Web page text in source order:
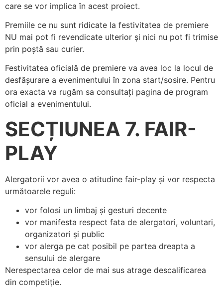
care se vor implica în acest proiect.
Premiile ce nu sunt ridicate la festivitatea de premiere
NU mai pot fi revendicate ulterior și nici nu pot fi trimise
prin poștă sau curier.
Festivitatea oficială de premiere va avea loc la locul de
desfășurare a evenimentului în zona start/sosire. Pentru
ora exacta va rugăm sa consultați pagina de program
oficial a evenimentului.
SECȚIUNEA 7. FAIR-
PLAY
Alergatorii vor avea o atitudine fair-play și vor respecta
următoarele reguli:
vor folosi un limbaj și gesturi decente
vor manifesta respect fata de alergatori, voluntari,
organizatori și public
vor alerga pe cat posibil pe partea dreapta a
sensului de alergare
Nerespectarea celor de mai sus atrage descalificarea
din competiție.